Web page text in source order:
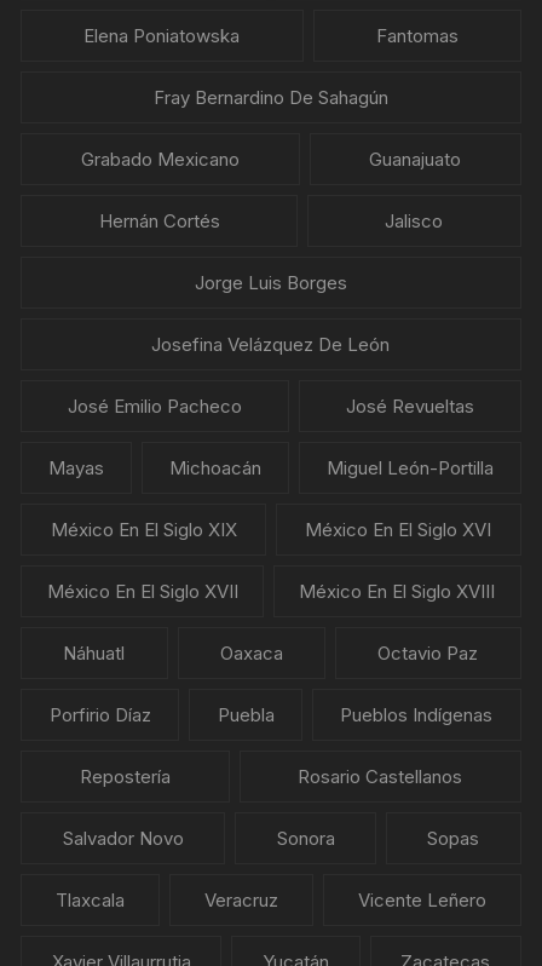
Elena Poniatowska Fantomas
Fray Bernardino De Sahagún
Grabado Mexicano Guanajuato
Hernán Cortés Jalisco
Jorge Luis Borges
Josefina Velázquez De León
José Emilio Pacheco José Revueltas
Mayas Michoacán Miguel León-Portilla
México En El Siglo XIX México En El Siglo XVI
México En El Siglo XVII México En El Siglo XVIII
Náhuatl Oaxaca Octavio Paz
Porfirio Díaz Puebla Pueblos Indígenas
Repostería Rosario Castellanos
Salvador Novo Sonora Sopas
Tlaxcala Veracruz Vicente Leñero